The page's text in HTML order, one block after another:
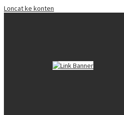
Loncat ke konten